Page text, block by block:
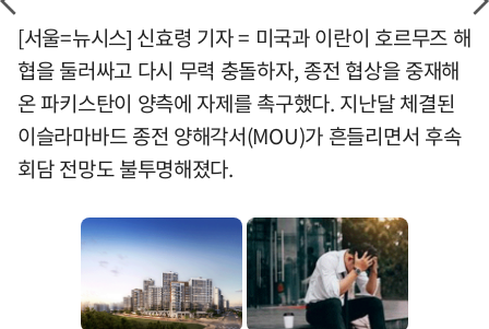
[서울=뉴시스] 신효령 기자 = 미국과 이란이 호르무즈 해
협을 둘러싸고 다시 무력 충돌하자, 종전 협상을 중재해
온 파키스탄이 양측에 자제를 촉구했다. 지난달 체결된
이슬라마바드 종전 양해각서(MOU)가 흔들리면서 후속
회담 전망도 불투명해졌다.